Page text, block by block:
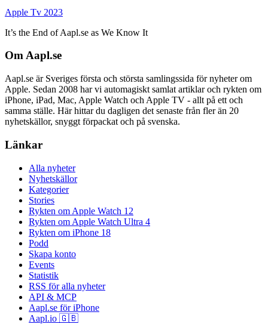
Apple Tv 2023
It’s the End of Aapl.se as We Know It
Om Aapl.se
Aapl.se är Sveriges första och största samlingssida för nyheter om
Apple. Sedan 2008 har vi automagiskt samlat artiklar och rykten om
iPhone, iPad, Mac, Apple Watch och Apple TV - allt på ett och
samma ställe. Här hittar du dagligen det senaste från fler än 20
nyhetskällor, snyggt förpackat och på svenska.
Länkar
Alla nyheter
Nyhetskällor
Kategorier
Stories
Rykten om Apple Watch 12
Rykten om Apple Watch Ultra 4
Rykten om iPhone 18
Podd
Skapa konto
Events
Statistik
RSS för alla nyheter
API & MCP
Aapl.se för iPhone
Aapl.io 🇬🇧